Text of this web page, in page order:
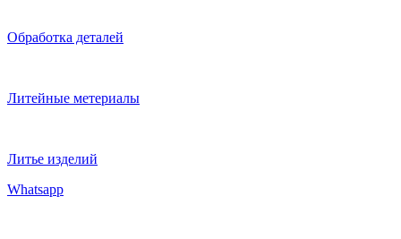
Обработка деталей
Литейные метериалы
Литье изделий
Whatsapp